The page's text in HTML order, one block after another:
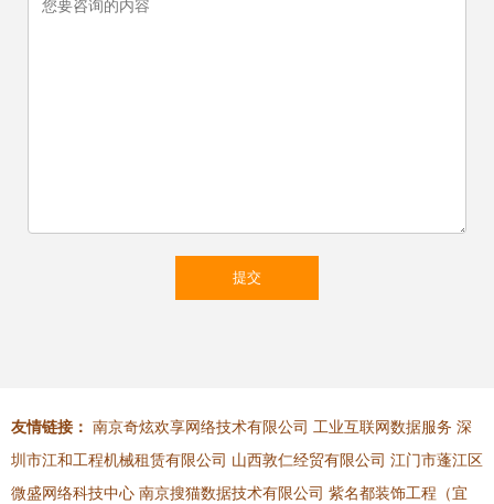
友情链接： 南京奇炫欢享网络技术有限公司 工业互联网数据服务 深
圳市江和工程机械租赁有限公司 山西敦仁经贸有限公司 江门市蓬江区
微盛网络科技中心 南京搜猫数据技术有限公司 紫名都装饰工程（宜